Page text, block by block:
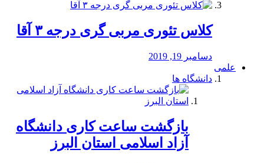
کلاس تئوری مربی گری درجه ۳ آقا
دسامبر 19, 2019
علمی
دانشگاه ها
بازگشت ساعت کاری دانشگاه
آزاد اسلامی استان البرز